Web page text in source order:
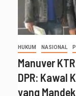
HUKUM NASIONAL
Manuver
DPR: Kawal
yang